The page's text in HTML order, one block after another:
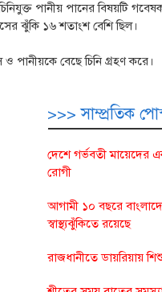
পানীয় পানের বিষয়টি
ঝুঁকি ১৬ শতাংশ বেশি ছিল।
পানীয়কে বেছে চিনি গ্রহণ করে।
>>> সাম্প্রতিক
দেশে গর্ভবতী মায়েদের
রোগী
আগামী ১০ বছরে
স্বাস্থ্যঝুঁকিতে রয়েছে
রাজধানীতে ডায়রিয়ায়